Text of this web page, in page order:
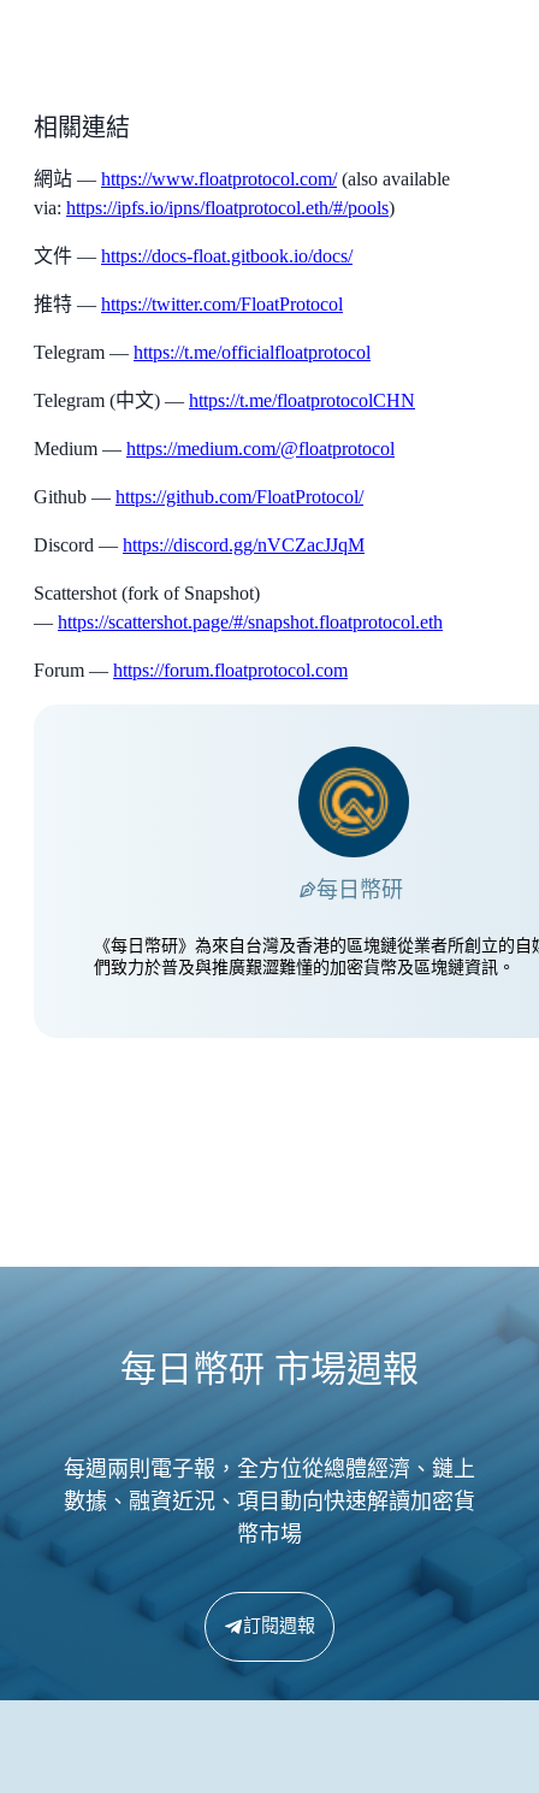
相關連結
網站 — https://www.floatprotocol.com/(also available
via: https://ipfs.io/ipns/floatprotocol.eth/#/pools)
文件 — https://docs-float.gitbook.io/docs/
推特 — https://twitter.com/FloatProtocol
Telegram — https://t.me/officialfloatprotocol‌
Telegram (中文) — https://t.me/floatprotocolCHN
Medium — https://medium.com/@floatprotocol
Github — https://github.com/FloatProtocol/
Discord — https://discord.gg/nVCZacJJqM
Scattershot (fork of Snapshot)
— https://scattershot.page/#/snapshot.floatprotocol.eth
Forum — https://forum.floatprotocol.com
每日幣研
《每日幣研》為來自台灣及香港的區塊鏈從業者所創立的自
們致力於普及與推廣艱澀難懂的加密貨幣及區塊鏈資訊。
每日幣研 市場週報
每週兩則電子報，全方位從總體經濟、鏈上
數據、融資近況、項目動向快速解讀加密貨
幣市場
訂閱週報